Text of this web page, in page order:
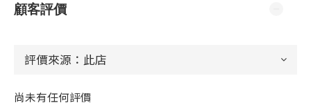
顧客評價
尚未有任何評價